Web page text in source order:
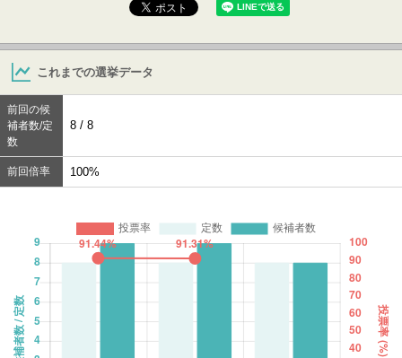
これまでの選挙データ
前回の候
補者数/定
数
8 / 8
前回倍率 100%